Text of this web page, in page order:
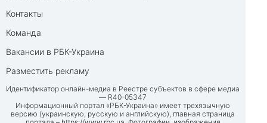
Контакты
Команда
Вакансии в РБК-Украина
Разместить рекламу
Идентификатор онлайн-медиа в Реестре субъектов в сфере медиа
— R40-05347
Информационный портал «РБК-Украина» имеет трехязычную
версию (украинскую, русскую и английскую), главная страница